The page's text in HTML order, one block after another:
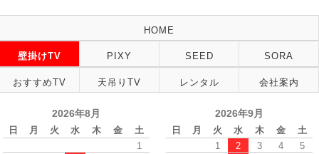
HOME
壁掛けTV PIXY SEED SORA
おすすめTV 天吊りTV レンタル 会社案内
2026年8月
日 月 火 水 木 金
土
1
2026年9月
日 月 火 水 木 金
土
1
2 3 4
5